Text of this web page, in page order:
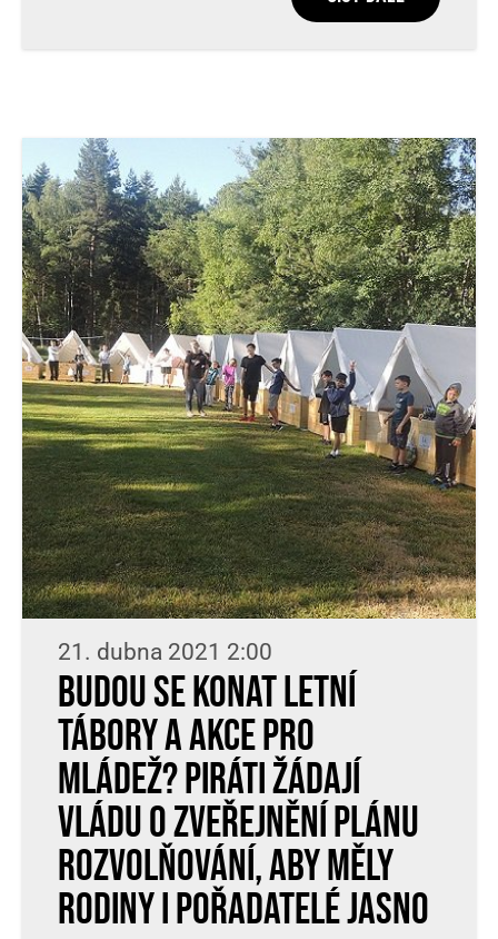
21. dubna 2021 2:00
Budou se konat letní
tábory a akce pro
mládež? Piráti žádají
vládu o zveřejnění plánu
rozvolňování, aby měly
rodiny i pořadatelé jasno